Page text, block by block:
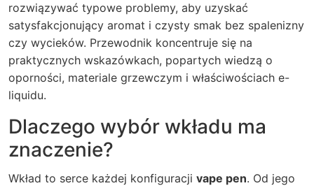
rozwiązywać typowe problemy, aby uzyskać
satysfakcjonujący aromat i czysty smak bez spalenizny
czy wycieków. Przewodnik koncentruje się na
praktycznych wskazówkach, popartych wiedzą o
oporności, materiale grzewczym i właściwościach e-
liquidu.
Dlaczego wybór wkładu ma
znaczenie?
Wkład to serce każdej konfiguracji vape pen. Od jego